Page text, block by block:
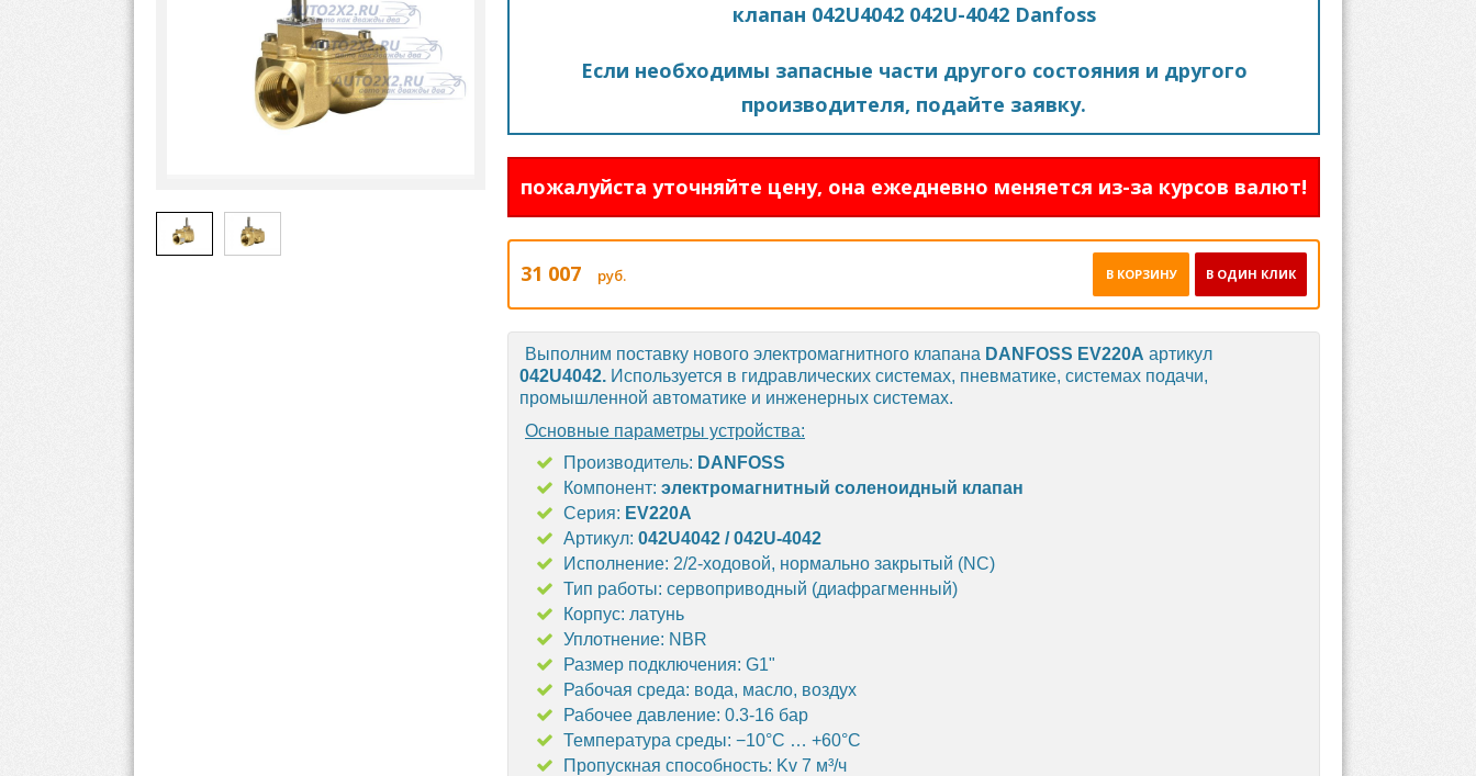
клапан 042U4042 042U-4042 Danfoss
Если необходимы запасные части другого состояния и другого
производителя, подайте заявку.
пожалуйста уточняйте цену, она ежедневно меняется из-за курсов валют!
31 007 руб. В ОДИН КЛИК
В КОРЗИНУ
Выполним поставку нового электромагнитного клапана DANFOSS EV220A артикул
042U4042. Используется в гидравлических системах, пневматике, системах подачи,
промышленной автоматике и инженерных системах.
Основные параметры устройства:
Производитель: DANFOSS
Компонент: электромагнитный соленоидный клапан
Серия: EV220A
Артикул: 042U4042 /042U-4042
Исполнение: 2/2-ходовой, нормально закрытый (NC)
Тип работы: сервоприводный (диафрагменный)
Корпус: латунь
Уплотнение: NBR
Размер подключения: G1"
Рабочая среда: вода, масло, воздух
Рабочее давление: 0.3-16 бар
Температура среды: −10°C … +60°C
Пропускная способность: Kv 7 м³/ч